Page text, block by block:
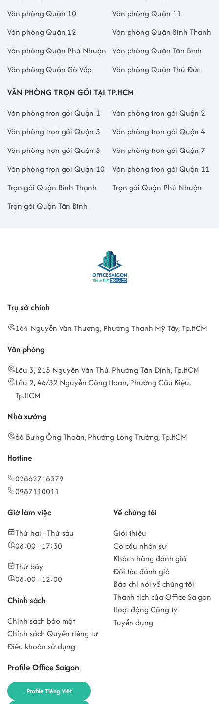
Văn phòng Quận 10
Văn phòng Quận 11
Văn phòng Quận 12
Văn phòng Quận Bình Thạnh
Văn phòng Quận Phú Nhuận
Văn phòng Quận Tân Bình
Văn phòng Quận Gò Vấp
Văn phòng Quận Thủ Đức
VĂN PHÒNG TRỌN GÓI TẠI TP.HCM
Văn phòng trọn gói Quận 1
Văn phòng trọn gói Quận 2
Văn phòng trọn gói Quận 3
Văn phòng trọn gói Quận 4
Văn phòng trọn gói Quận 5
Văn phòng trọn gói Quận 7
Văn phòng trọn gói Quận 10
Văn phòng trọn gói Quận 11
Trọn gói Quận Bình Thạnh
Trọn gói Quận Phú Nhuận
Trọn gói Quận Tân Bình
Trụ sở chính
164 Nguyễn Văn Thương, Phường Thạnh Mỹ Tây, Tp.HCM
Văn phòng
Lầu 3, 215 Nguyễn Văn Thủ, Phường Tân Định, Tp.HCM
Lầu 2, 46/32 Nguyễn Công Hoan, Phường Cầu Kiệu,
Tp.HCM
Nhà xưởng
66 Bưng Ông Thoàn, Phường Long Trường, Tp.HCM
Hotline
02862718379
0987110011
Giờ làm việc
Thứ hai - Thứ sáu
08:00 - 17:30
Thứ bảy
08:00 - 12:00
Chính sách
Chính sách bảo mật
Chính sách Quyền riêng tư
Điều khoản sử dụng
Profile Office Saigon
Profile Tiếng Việt
Về chúng tôi
Giới thiệu
Cơ cấu nhân sự
Khách hàng đánh giá
Đối tác đánh giá
Báo chí nói về chúng tôi
Thành tích của Office Saigon
Hoạt động Công ty
Tuyển dụng